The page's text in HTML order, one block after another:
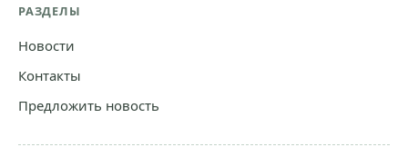
РАЗДЕЛЫ
Новости
Контакты
Предложить новость